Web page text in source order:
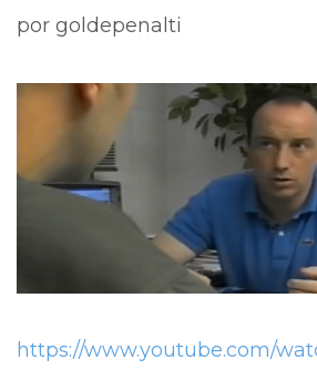
por goldepenalti
https://www.youtube.com/